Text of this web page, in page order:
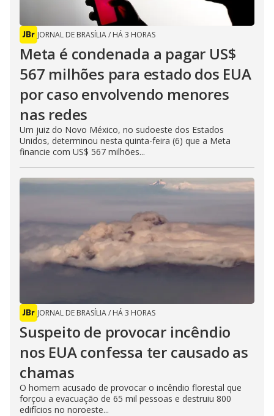
JORNAL DE BRASÍLIA/ HÁ 3 HORAS
Meta é condenada a pagar US$
567 milhões para estado dos EUA
por caso envolvendo menores
nas redes
Um juiz do Novo México, no sudoeste dos Estados
Unidos, determinou nesta quinta-feira (6) que a Meta
financie com US$ 567 milhões...
JORNAL DE BRASÍLIA/ HÁ 3 HORAS
Suspeito de provocar incêndio
nos EUA confessa ter causado as
chamas
O homem acusado de provocar o incêndio florestal que
forçou a evacuação de 65 mil pessoas e destruiu 800
edifícios no noroeste...